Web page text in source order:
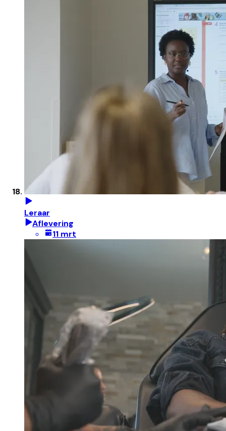
Leraar
Aflevering
11 mrt